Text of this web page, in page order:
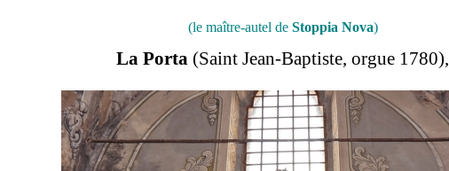
(le maître-autel de Stoppia Nova)
La Porta (Saint Jean-Baptiste, orgue 1780),